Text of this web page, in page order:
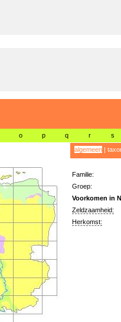
o p q r s
algemeen|
Familie:
Groep:
Voorkomen in
Zeldzaamheid:
Herkomst: